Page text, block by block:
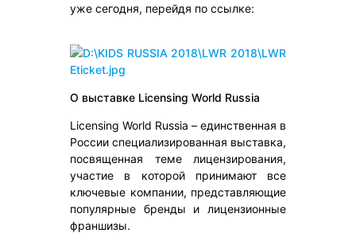
уже сегодня, перейдя по ссылке:
О выставке Licensing World Russia
Licensing World Russia – единственная в
России специализированная выставка,
посвященная теме лицензирования,
участие в которой принимают все
ключевые компании, представляющие
популярные бренды и лицензионные
франшизы.